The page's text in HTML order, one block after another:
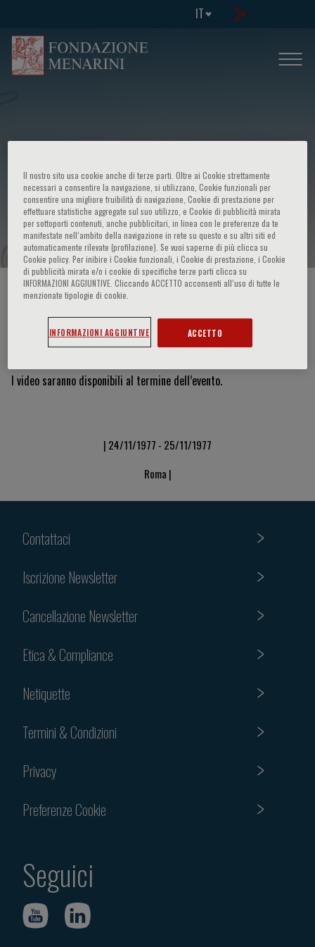
IT
V corso di aggiornamento - Alterazioni
congenite ed acquisite della
coagulazione: metodi di studio
HOME PAGE / CORSI ED EVENTI
Video & Slide
I video saranno disponibili al termine dell’evento.
| 24/11/1977 - 25/11/1977
Roma |
Contattaci
Iscrizione Newsletter
Cancellazione Newsletter
Etica & Compliance
Netiquette
Termini & Condizioni
Privacy
Preferenze Cookie
Seguici
Il nostro sito usa cookie anche di terze parti. Oltre ai Cookie strettamente
necessari a consentire la navigazione, si utilizzano, Cookie funzionali per
consentire una migliore fruibilità di navigazione, Cookie di prestazione per
effettuare statistiche aggregate sul suo utilizzo, e Cookie di pubblicità mirata
per sottoporti contenuti, anche pubblicitari, in linea con le preferenze da te
manifestate nell‘ambito della navigazione in rete su questo e su altri siti ed
automaticamente rilevate (profilazione). Se vuoi saperne di più clicca su
Cookie policy. Per inibire i Cookie funzionali, i Cookie di prestazione, i Cookie
di pubblicità mirata e/o i cookie di specifiche terze parti clicca su
INFORMAZIONI AGGIUNTIVE. Cliccando ACCETTO acconsenti all’uso di tutte le
menzionate tipologie di cookie.
INFORMAZIONI AGGIUNTIVE ACCETTO